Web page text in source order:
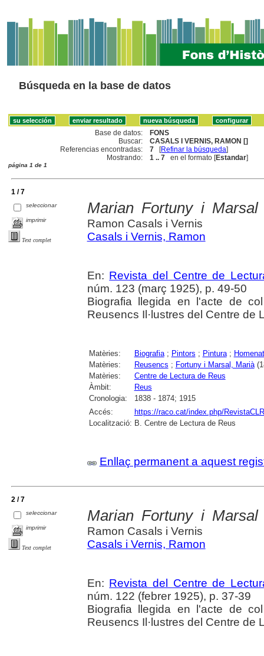
Búsqueda en la base de datos
Base de datos:
FONS
Buscar:
CASALS I VERNIS, RAMON []
Referencias encontradas:
7 [Refinar la búsqueda]
Mostrando:
1 .. 7 en el formato [Estandar]
página 1 de 1
1 / 7
seleccionar
imprimir
Text complet
Marian Fortuny i Marsal
Ramon Casals i Vernis
Casals i Vernis, Ramon
En: Revista del Centre de
núm. 123 (març 1925), p. 49-50
Biografia llegida en l'acte de
Reusencs Il·lustres del Centre de
Matèries: Biografia; Pintors ; Pintura;
Matèries:
Reusencs ; Fortuny i Marsal, Marià
Matèries:
Centre de Lectura de Reus
Àmbit:
Reus
Cronologia:
1838 - 1874; 1915
Accés:
https://raco.cat/index.php/
Localització: B. Centre de Lectura de Reus
Enllaç permanent a aquest
2 / 7
seleccionar
imprimir
Text complet
Marian Fortuny i Marsal
Ramon Casals i Vernis
Casals i Vernis, Ramon
En: Revista del Centre de
núm. 122 (febrer 1925), p. 37-39
Biografia llegida en l'acte de
Reusencs Il·lustres del Centre de